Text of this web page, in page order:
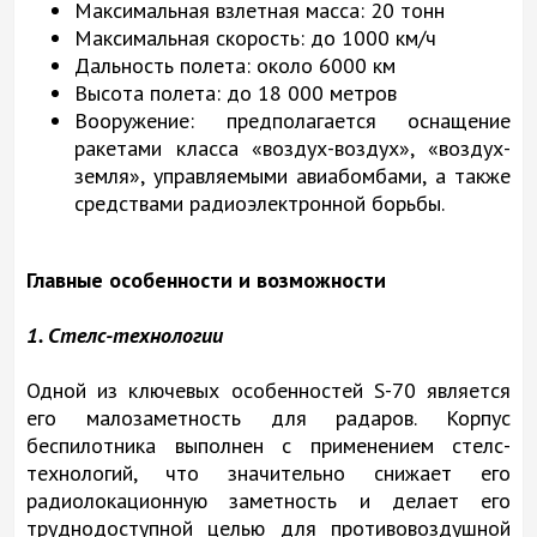
Максимальная взлетная масса: 20 тонн
Максимальная скорость: до 1000 км/ч
Дальность полета: около 6000 км
Высота полета: до 18 000 метров
Вооружение: предполагается оснащение
ракетами класса «воздух-воздух», «воздух-
земля», управляемыми авиабомбами, а также
средствами радиоэлектронной борьбы.
Главные особенности и возможности
1. Стелс-технологии
Одной из ключевых особенностей S-70 является
его малозаметность для радаров. Корпус
беспилотника выполнен с применением стелс-
технологий, что значительно снижает его
радиолокационную заметность и делает его
труднодоступной целью для противовоздушной